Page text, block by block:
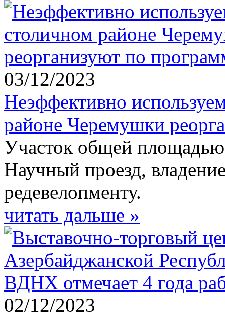
03/12/2023
Неэффективно
районе Черемушки
Участок общей площадью
Научный проезд,
редевелопменту.
читать дальше »
02/12/2023